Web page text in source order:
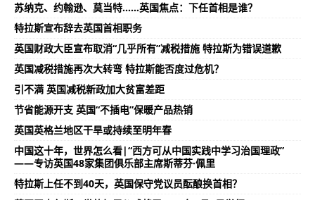
苏纳克、约翰逊、莫当特……英国焦点：下任首相是谁？
特拉斯宣布辞去英国首相职务
英国财政大臣宣布取消“几乎所有”减税措施 特拉斯为错误道歉
英国减税措施再次大转弯 特拉斯能否度过危机？
引不满 英国减税新政加大贫富差距
节省能源开支 英国“不插电”保暖产品热销
英国英格兰地区干旱或持续至明年春
中国这十年，世界怎么看|“西方可从中国实践中学习治国理政”
——专访英国48家集团俱乐部主席斯蒂芬·佩里
特拉斯上任不到40天，英国保守党议员酝酿换首相？